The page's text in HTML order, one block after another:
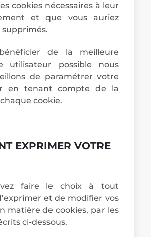
cookies nécessaires à leur
et que vous auriez
supprimés.
de la meilleure
utilisateur possible nous
de paramétrer votre
en tenant compte de la
cookie.
EXPRIMER VOTRE
faire le choix à tout
et de modifier vos
matière de cookies, par les
ci-dessous.